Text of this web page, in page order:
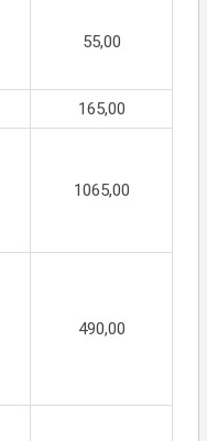
55,00
165,00
1065,00
490,00